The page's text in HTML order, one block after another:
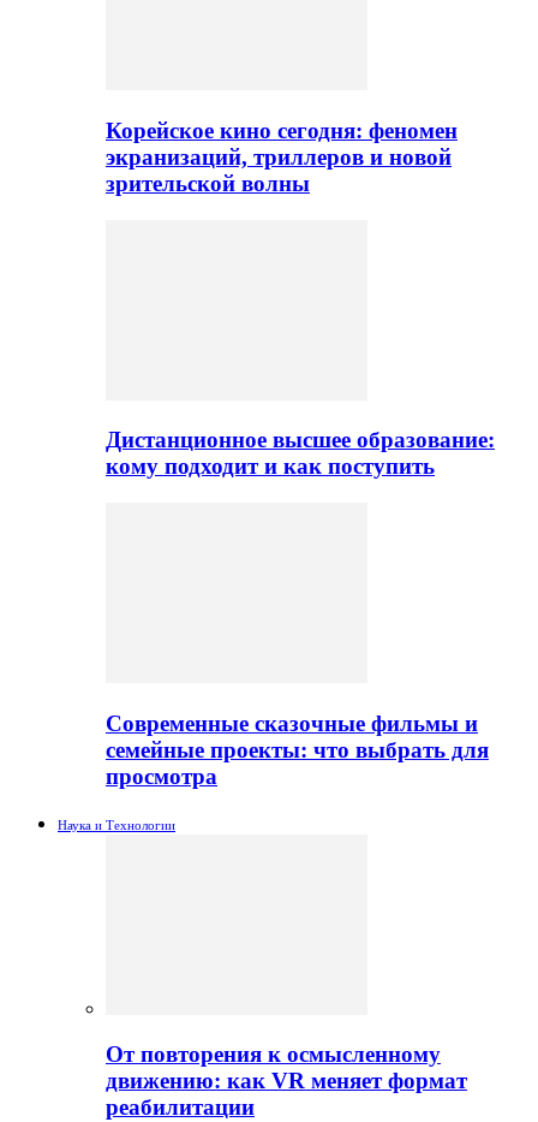
Корейское кино сегодня: феномен
экранизаций, триллеров и новой
зрительской волны
Дистанционное высшее образование:
кому подходит и как поступить
Современные сказочные фильмы и
семейные проекты: что выбрать для
просмотра
Наука и Технологии
От повторения к осмысленному
движению: как VR меняет формат
реабилитации